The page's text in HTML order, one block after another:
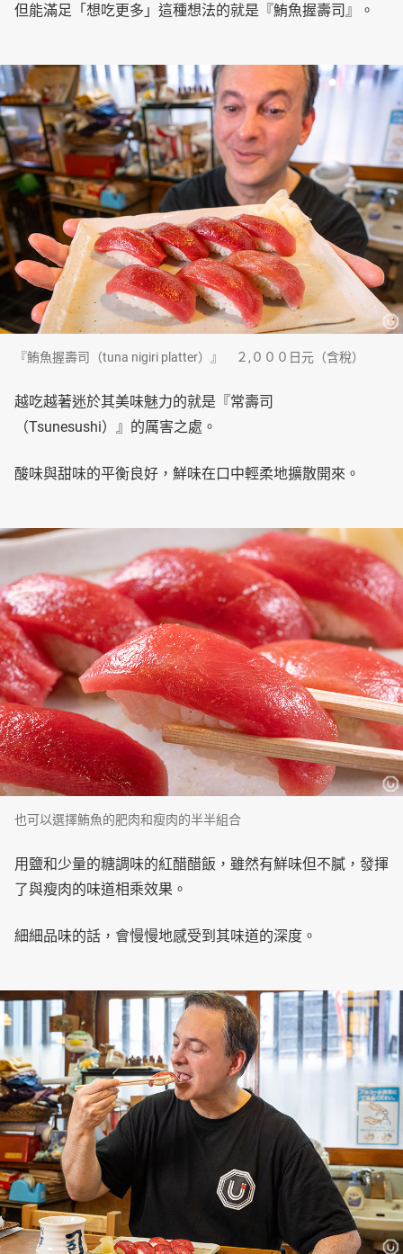
但能滿足「想吃更多」這種想法的就是『鮪魚握壽司』。
『鮪魚握壽司（tuna nigiri platter）』 ２,０００日元（含稅）
越吃越著迷於其美味魅力的就是『常壽司
（Tsunesushi）』的厲害之處。
酸味與甜味的平衡良好，鮮味在口中輕柔地擴散開來。
也可以選擇鮪魚的肥肉和瘦肉的半半組合
用鹽和少量的糖調味的紅醋醋飯，雖然有鮮味但不膩，發揮
了與瘦肉的味道相乘效果。
細細品味的話，會慢慢地感受到其味道的深度。